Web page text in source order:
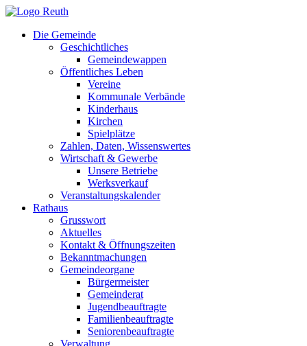
Zum
springenDie Gemeinde
Geschichtliches
Gemeindewappen
Öffentliches Leben
Vereine
Kommunale Verbände
Kinderhaus
Kirchen
Spielplätze
Zahlen, Daten, Wissenswertes
Wirtschaft & Gewerbe
Unsere Betriebe
Werksverkauf
Veranstaltungskalender
Rathaus
Grusswort
Aktuelles
Kontakt & Öffnungszeiten
Bekanntmachungen
Gemeindeorgane
Bürgermeister
Gemeinderat
Jugendbeauftragte
Familienbeauftragte
Seniorenbeauftragte
Verwaltung